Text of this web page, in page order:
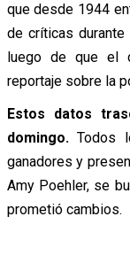
que desde 1944
de críticas
luego de que el
reportaje sobre la
Estos datos
domingo.Todos
ganadores y
Amy Poehler, se
prometió cambios.